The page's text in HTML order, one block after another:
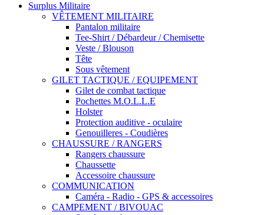
Surplus Militaire
VÊTEMENT MILITAIRE
Pantalon militaire
Tee-Shirt / Débardeur / Chemisette
Veste / Blouson
Tête
Sous vêtement
GILET TACTIQUE / EQUIPEMENT
Gilet de combat tactique
Pochettes M.O.L.L.E
Holster
Protection auditive - oculaire
Genouilleres - Coudières
CHAUSSURE / RANGERS
Rangers chaussure
Chaussette
Accessoire chaussure
COMMUNICATION
Caméra - Radio - GPS & accessoires
CAMPEMENT / BIVOUAC